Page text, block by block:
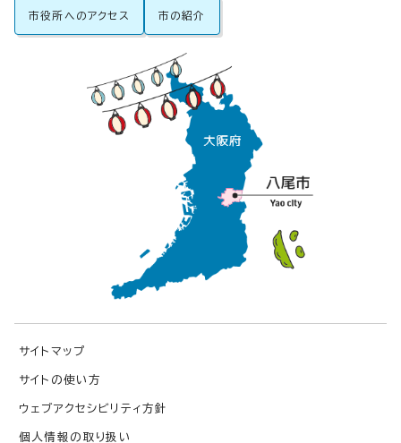
市役所へのアクセス 市の紹介
サイトマップ
サイトの使い方
ウェブアクセシビリティ方針
個人情報の取り扱い